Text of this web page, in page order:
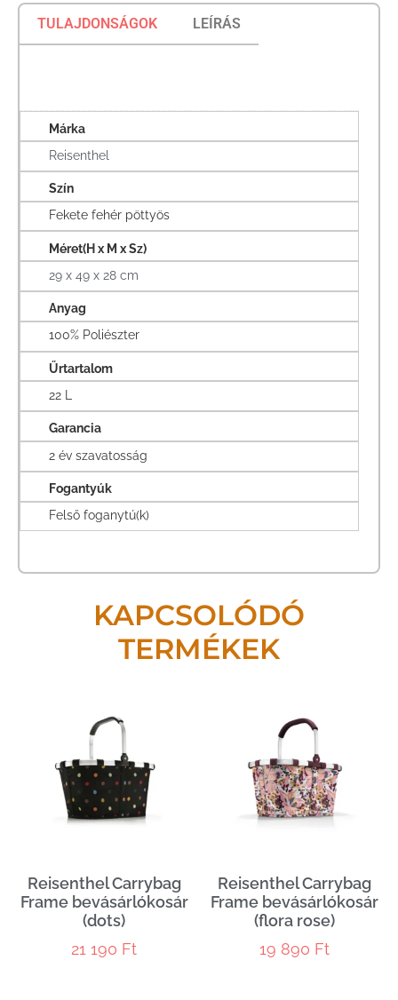
TULAJDONSÁGOK LEÍRÁS
Márka
Reisenthel
Szín
Fekete fehér pöttyös
Méret(H x M x Sz)
29 x 49 x 28 cm
Anyag
100% Poliészter
Űrtartalom
22 L
Garancia
2 év szavatosság
Fogantyúk
Felső foganytú(k)
KAPCSOLÓDÓ
TERMÉKEK
Reisenthel Carrybag
Frame bevásárlókosár
(dots)
21 190 Ft
Reisenthel Carrybag
Frame bevásárlókosár
(flora rose)
19 890 Ft